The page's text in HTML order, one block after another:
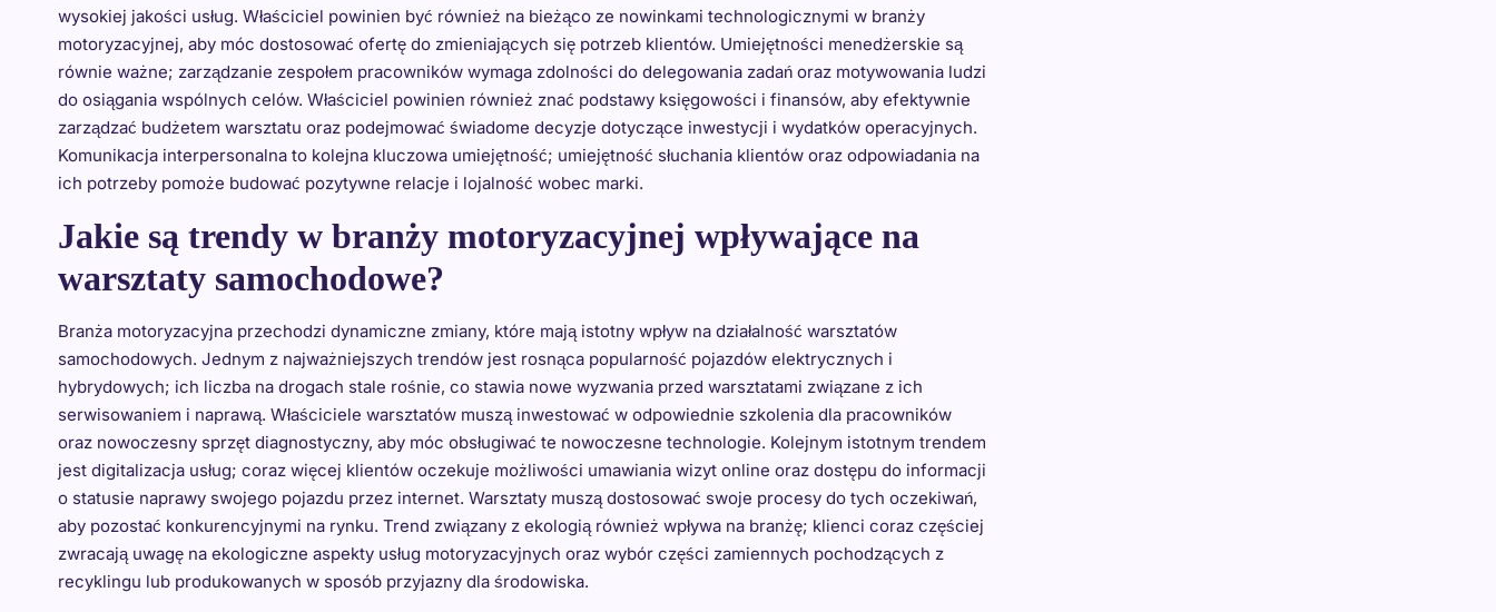
wysokiej jakości usług. Właściciel powinien być również na bieżąco ze nowinkami technologicznymi w branży
motoryzacyjnej, aby móc dostosować ofertę do zmieniających się potrzeb klientów. Umiejętności menedżerskie są
równie ważne; zarządzanie zespołem pracowników wymaga zdolności do delegowania zadań oraz motywowania ludzi
do osiągania wspólnych celów. Właściciel powinien również znać podstawy księgowości i finansów, aby efektywnie
zarządzać budżetem warsztatu oraz podejmować świadome decyzje dotyczące inwestycji i wydatków operacyjnych.
Komunikacja interpersonalna to kolejna kluczowa umiejętność; umiejętność słuchania klientów oraz odpowiadania na
ich potrzeby pomoże budować pozytywne relacje i lojalność wobec marki.
Jakie są trendy w branży motoryzacyjnej wpływające na
warsztaty samochodowe?
Branża motoryzacyjna przechodzi dynamiczne zmiany, które mają istotny wpływ na działalność warsztatów
samochodowych. Jednym z najważniejszych trendów jest rosnąca popularność pojazdów elektrycznych i
hybrydowych; ich liczba na drogach stale rośnie, co stawia nowe wyzwania przed warsztatami związane z ich
serwisowaniem i naprawą. Właściciele warsztatów muszą inwestować w odpowiednie szkolenia dla pracowników
oraz nowoczesny sprzęt diagnostyczny, aby móc obsługiwać te nowoczesne technologie. Kolejnym istotnym trendem
jest digitalizacja usług; coraz więcej klientów oczekuje możliwości umawiania wizyt online oraz dostępu do informacji
o statusie naprawy swojego pojazdu przez internet. Warsztaty muszą dostosować swoje procesy do tych oczekiwań,
aby pozostać konkurencyjnymi na rynku. Trend związany z ekologią również wpływa na branżę; klienci coraz częściej
zwracają uwagę na ekologiczne aspekty usług motoryzacyjnych oraz wybór części zamiennych pochodzących z
recyklingu lub produkowanych w sposób przyjazny dla środowiska.